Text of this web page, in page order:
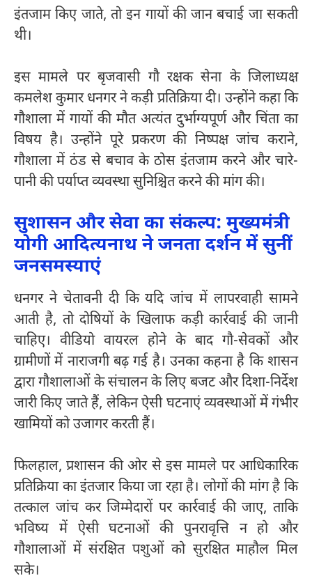
इंतजाम किए जाते, तो इन गायों की जान बचाई जा सकती
थी।
इस मामले पर बृजवासी गौ रक्षक सेना के जिलाध्यक्ष
कमलेश कुमार धनगर ने कड़ी प्रतिक्रिया दी। उन्होंने कहा कि
गौशाला में गायों की मौत अत्यंत दुर्भाग्यपूर्ण और चिंता का
विषय है। उन्होंने पूरे प्रकरण की निष्पक्ष जांच कराने,
गौशाला में ठंड से बचाव के ठोस इंतजाम करने और चारे-
पानी की पर्याप्त व्यवस्था सुनिश्चित करने की मांग की।
सुशासन और सेवा का संकल्प: मुख्यमंत्री
योगी आदित्यनाथ ने जनता दर्शन में सुनीं
जनसमस्याएं
धनगर ने चेतावनी दी कि यदि जांच में लापरवाही सामने
आती है, तो दोषियों के खिलाफ कड़ी कार्रवाई की जानी
चाहिए। वीडियो वायरल होने के बाद गौ-सेवकों और
ग्रामीणों में नाराजगी बढ़ गई है। उनका कहना है कि शासन
द्वारा गौशालाओं के संचालन के लिए बजट और दिशा-निर्देश
जारी किए जाते हैं, लेकिन ऐसी घटनाएं व्यवस्थाओं में गंभीर
खामियों को उजागर करती हैं।
फिलहाल, प्रशासन की ओर से इस मामले पर आधिकारिक
प्रतिक्रिया का इंतजार किया जा रहा है। लोगों की मांग है कि
तत्काल जांच कर जिम्मेदारों पर कार्रवाई की जाए, ताकि
भविष्य में ऐसी घटनाओं की पुनरावृत्ति न हो और
गौशालाओं में संरक्षित पशुओं को सुरक्षित माहौल मिल
सके।